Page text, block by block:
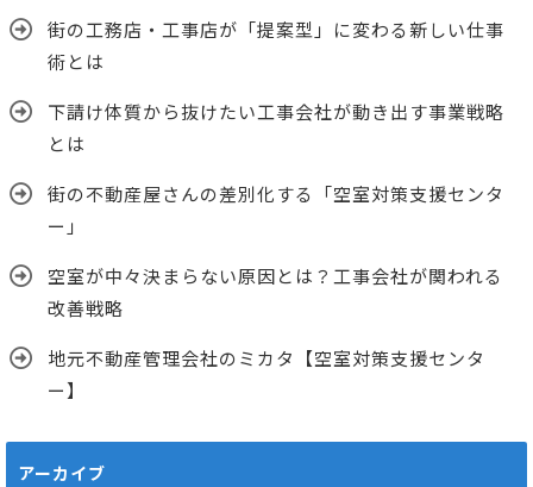
街の工務店・工事店が「提案型」に変わる新しい仕事
術とは
下請け体質から抜けたい工事会社が動き出す事業戦略
とは
街の不動産屋さんの差別化する「空室対策支援センタ
ー」
空室が中々決まらない原因とは？工事会社が関われる
改善戦略
地元不動産管理会社のミカタ【空室対策支援センタ
ー】
アーカイブ